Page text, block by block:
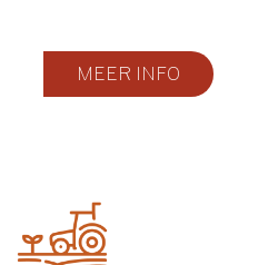
MEER INFO